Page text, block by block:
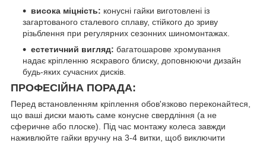
висока міцність: конусні гайки виготовлені із
загартованого сталевого сплаву, стійкого до зриву
різьблення при регулярних сезонних шиномонтажах.
естетичний вигляд: багатошарове хромування
надає кріпленню яскравого блиску, доповнюючи дизайн
будь-яких сучасних дисків.
ПРОФЕСІЙНА ПОРАДА:
Перед встановленням кріплення обов'язково переконайтеся,
що ваші диски мають саме конусне свердління (а не
сферичне або плоске). Під час монтажу колеса завжди
наживлюйте гайки вручну на 3-4 витки, щоб виключити